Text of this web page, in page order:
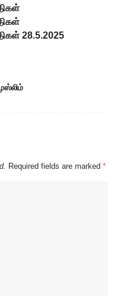
28.5.2025
Required fields are marked *